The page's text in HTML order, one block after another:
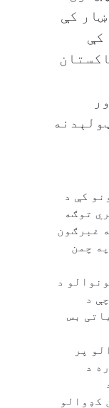
کې
کې
کې د
توګه
غبرګون
چمن
د
د
بس
پر
د
کډوالو